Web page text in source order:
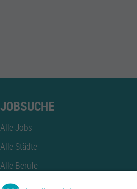
JOBSUCHE
Alle Jobs
Alle Städte
Alle Berufe
Alle Berufe nach Stadt